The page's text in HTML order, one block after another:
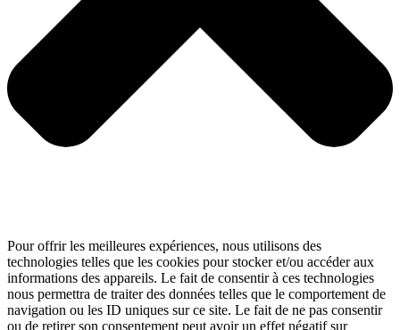
Pour offrir les meilleures expériences, nous utilisons des
technologies telles que les cookies pour stocker et/ou accéder aux
informations des appareils. Le fait de consentir à ces technologies
nous permettra de traiter des données telles que le comportement de
navigation ou les ID uniques sur ce site. Le fait de ne pas consentir
ou de retirer son consentement peut avoir un effet négatif sur